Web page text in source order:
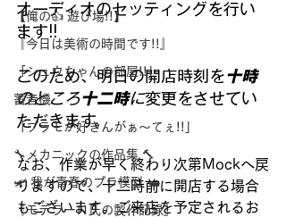
【俺の👍 遊び場!!】
『今日は美術の時間です!!』
「シュウちゃんの部屋!!」
蓄音機
「プラモが好きんがぁ～てぇ!!」
🔧メカニックの作品集 🔨
🛩 我が青春のプラ模型 🛥
『モデラーＮ氏の製作記録』
オーディオのセッティングを行い
ます!!
このため、明日の開店時刻を十時
のところ十二時に変更をさせてい
ただきます。
なお、作業が早く終わり次第Mockへ戻
りますので、十二時前に開店する場合
もございます。ご来店を予定されるお